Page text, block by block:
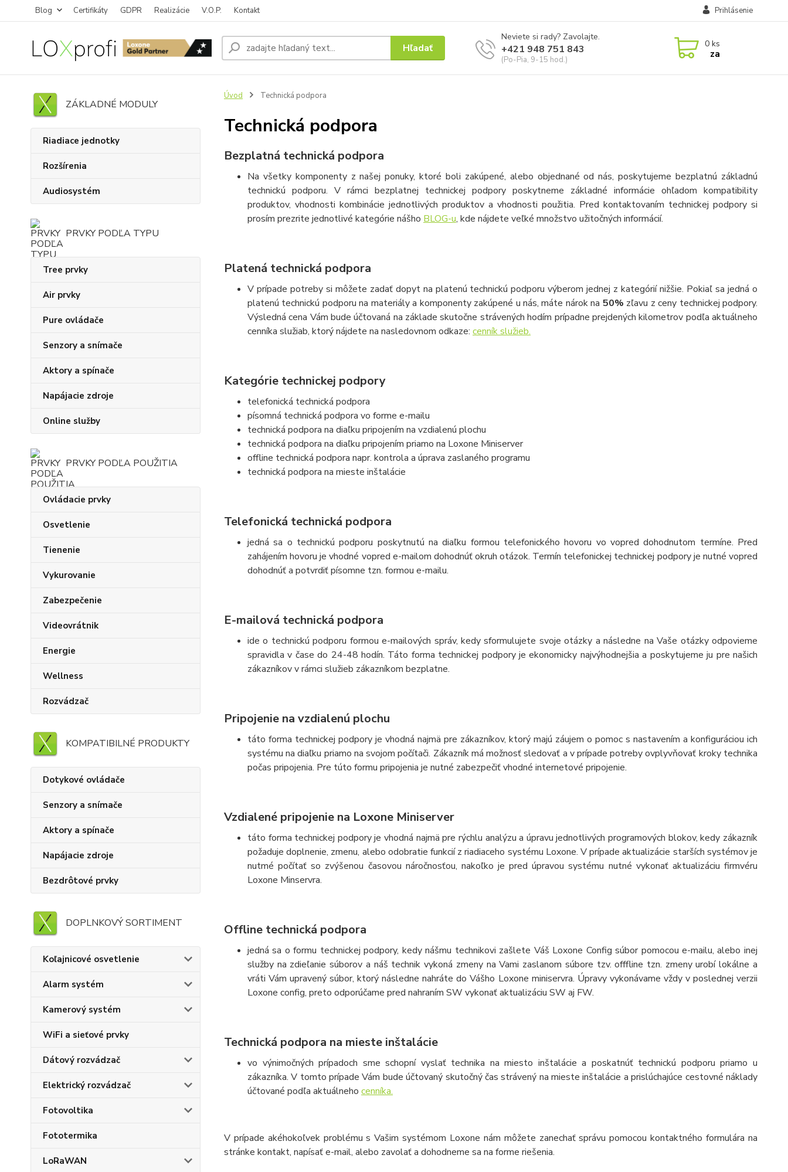
Blog Certifikáty GDPR Realizácie V.O.P. Kontakt Prihlásenie
Hľadať
Neviete si rady? Zavolajte.
+421 948 751 843
(Po-Pia, 9-15 hod.)
0 ks
za
ZÁKLADNÉ MODULY
Riadiace jednotky
Rozšírenia
Audiosystém
PRVKY PODĽA TYPU
Tree prvky
Air prvky
Pure ovládače
Senzory a snímače
Aktory a spínače
Napájacie zdroje
Online služby
PRVKY PODĽA POUŽITIA
Ovládacie prvky
Osvetlenie
Tienenie
Vykurovanie
Zabezpečenie
Videovrátnik
Energie
Wellness
Rozvádzač
KOMPATIBILNÉ PRODUKTY
Dotykové ovládače
Senzory a snímače
Aktory a spínače
Napájacie zdroje
Bezdrôtové prvky
DOPLNKOVÝ SORTIMENT
Koľajnicové osvetlenie
Alarm systém
Kamerový systém
WiFi a sieťové prvky
Dátový rozvádzač
Elektrický rozvádzač
Fotovoltika
Fototermika
LoRaWAN
Úvod Technická podpora
Technická podpora
Bezplatná technická podpora
Na všetky komponenty z našej ponuky, ktoré boli zakúpené, alebo objednané od nás, poskytujeme bezplatnú základnú
technickú podporu. V rámci bezplatnej technickej podpory poskytneme základné informácie ohľadom kompatibility
produktov, vhodnosti kombinácie jednotlivých produktov a vhodnosti použitia. Pred kontaktovaním technickej podpory si
prosím prezrite jednotlivé kategórie nášho BLOG-u, kde nájdete veľké množstvo užitočných informácií.
Platená technická podpora
V prípade potreby si môžete zadať dopyt na platenú technickú podporu výberom jednej z kategórií nižšie. Pokiaľ sa jedná o
platenú technickú podporu na materiály a komponenty zakúpené u nás, máte nárok na 50% zľavu z ceny technickej podpory.
Výsledná cena Vám bude účtovaná na základe skutočne strávených hodím prípadne prejdených kilometrov podľa aktuálneho
cenníka služiab, ktorý nájdete na nasledovnom odkaze: cenník služieb.
Kategórie technickej podpory
telefonická technická podpora
písomná technická podpora vo forme e-mailu
technická podpora na diaľku pripojením na vzdialenú plochu
technická podpora na diaľku pripojením priamo na Loxone Miniserver
offline technická podpora napr. kontrola a úprava zaslaného programu
technická podpora na mieste inštalácie
Telefonická technická podpora
jedná sa o technickú podporu poskytnutú na diaľku formou telefonického hovoru vo vopred dohodnutom termíne. Pred
zahájením hovoru je vhodné vopred e-mailom dohodnúť okruh otázok. Termín telefonickej technickej podpory je nutné vopred
dohodnúť a potvrdiť písomne tzn. formou e-mailu.
E-mailová technická podpora
ide o technickú podporu formou e-mailových správ, kedy sformulujete svoje otázky a následne na Vaše otázky odpovieme
spravidla v čase do 24-48 hodín. Táto forma technickej podpory je ekonomicky najvýhodnejšia a poskytujeme ju pre našich
zákazníkov v rámci služieb zákazníkom bezplatne.
Pripojenie na vzdialenú plochu
táto forma technickej podpory je vhodná najmä pre zákazníkov, ktorý majú záujem o pomoc s nastavením a konfiguráciou ich
systému na diaľku priamo na svojom počítači. Zákazník má možnosť sledovať a v prípade potreby ovplyvňovať kroky technika
počas pripojenia. Pre túto formu pripojenia je nutné zabezpečiť vhodné internetové pripojenie.
Vzdialené pripojenie na Loxone Miniserver
táto forma technickej podpory je vhodná najmä pre rýchlu analýzu a úpravu jednotlivých programových blokov, kedy zákazník
požaduje doplnenie, zmenu, alebo odobratie funkcií z riadiaceho systému Loxone. V prípade aktualizácie starších systémov je
nutmé počítať so zvýšenou časovou náročnosťou, nakoľko je pred úpravou systému nutné vykonať aktualizáciu firmvéru
Loxone Minservra.
Offline technická podpora
jedná sa o formu technickej podpory, kedy nášmu technikovi zašlete Váš Loxone Config súbor pomocou e-mailu, alebo inej
služby na zdieľanie súborov a náš technik vykoná zmeny na Vami zaslanom súbore tzv. offfline tzn. zmeny urobí lokálne a
vráti Vám upravený súbor, ktorý následne nahráte do Vášho Loxone miniservra. Úpravy vykonávame vždy v poslednej verzii
Loxone config, preto odporúčame pred nahraním SW vykonať aktualizáciu SW aj FW.
Technická podpora na mieste inštalácie
vo výnimočných prípadoch sme schopní vyslať technika na miesto inštalácie a poskatnúť technickú podporu priamo u
zákazníka. V tomto prípade Vám bude účtovaný skutočný čas strávený na mieste inštalácie a prislúchajúce cestovné náklady
účtované podľa aktuálneho cenníka.
V prípade akéhokoľvek problému s Vašim systémom Loxone nám môžete zanechať správu pomocou kontaktného formulára na
stránke kontakt, napísať e-mail, alebo zavolať a dohodneme sa na forme riešenia.